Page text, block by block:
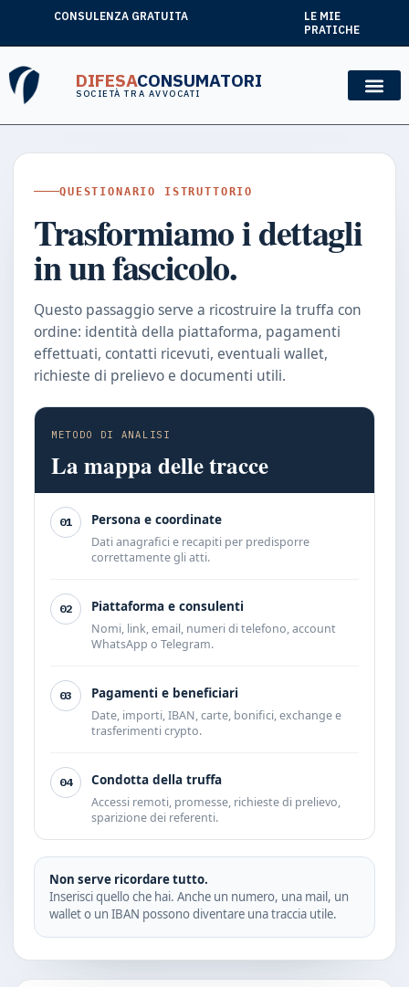
CONSULENZA GRATUITA
LE MIE
PRATICHE
DIFESACONSUMATORI
SOCIETÀ TRA AVVOCATI
QUESTIONARIO ISTRUTTORIO
Trasformiamo i dettagli
in un fascicolo.
Questo passaggio serve a ricostruire la truffa con
ordine: identità della piattaforma, pagamenti
effettuati, contatti ricevuti, eventuali wallet,
richieste di prelievo e documenti utili.
METODO DI ANALISI
La mappa delle tracce
01 Persona e coordinate
Dati anagrafici e recapiti per predisporre
correttamente gli atti.
02 Piattaforma e consulenti
Nomi, link, email, numeri di telefono, account
WhatsApp o Telegram.
03 Pagamenti e beneficiari
Date, importi, IBAN, carte, bonifici, exchange e
trasferimenti crypto.
04 Condotta della truffa
Accessi remoti, promesse, richieste di prelievo,
sparizione dei referenti.
Non serve ricordare tutto.
Inserisci quello che hai. Anche un numero, una mail, un
wallet o un IBAN possono diventare una traccia utile.